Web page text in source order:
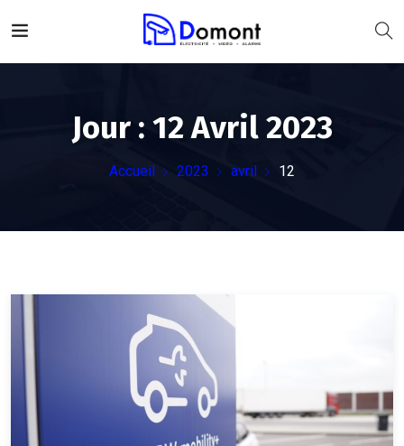
Jour : 12 Avril 2023
Accueil 2023 avril 12